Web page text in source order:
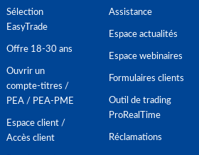
Sélection
EasyTrade
Offre 18-30 ans
Ouvrir un
compte-titres /
PEA / PEA-PME
Espace client /
Accès client
Assistance
Espace actualités
Espace webinaires
Formulaires clients
Outil de trading
ProRealTime
Réclamations